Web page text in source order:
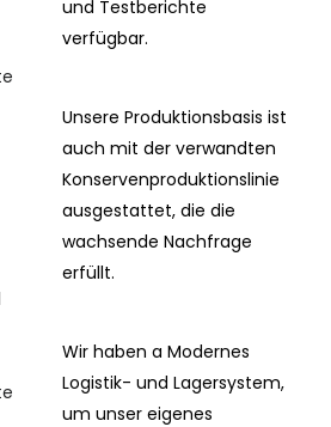
und Testberichte
verfügbar.
Unsere Produktionsbasis ist
auch mit der verwandten
Konservenproduktionslinie
ausgestattet, die die
wachsende Nachfrage
erfüllt.
Wir haben a Modernes
Logistik- und Lagersystem,
um unser eigenes